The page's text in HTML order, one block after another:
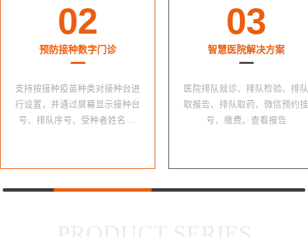
02
预防接种数字门诊
支持按接种疫苗种类对接种台进
行设置，并通过屏幕显示接种台
号、排队序号、受种者姓名 …
03
智慧医院解决方案
医院排队就诊、排队检验、排队
取报告、排队取药、微信预约挂
号、缴费、查看报告